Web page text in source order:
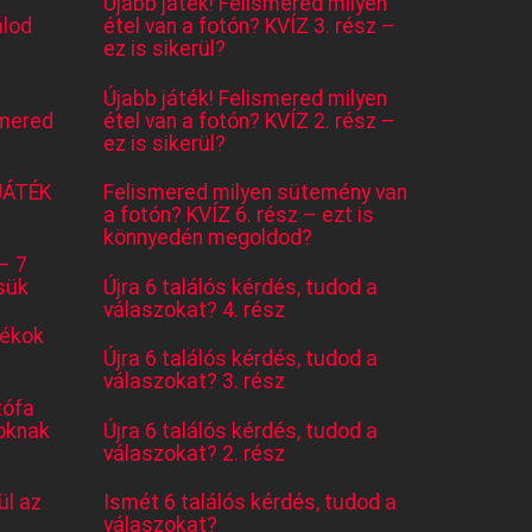
7
az
étel van a fotón? KVÍZ 3. rész –
ez is sikerül?
Újabb játék! Felismered milyen
étel van a fotón? KVÍZ 2. rész –
ez is sikerül?
Felismered milyen sütemény van
a fotón? KVÍZ 6. rész – ezt is
könnyedén megoldod?
Újra 6 találós kérdés, tudod a
válaszokat? 4. rész
Újra 6 találós kérdés, tudod a
válaszokat? 3. rész
Újra 6 találós kérdés, tudod a
válaszokat? 2. rész
Ismét 6 találós kérdés, tudod a
válaszokat?